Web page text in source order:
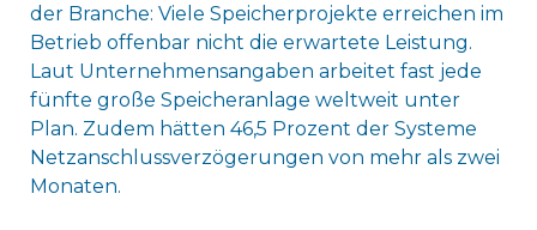
der Branche: Viele Speicherprojekte erreichen im
Betrieb offenbar nicht die erwartete Leistung.
Laut Unternehmensangaben arbeitet fast jede
fünfte große Speicheranlage weltweit unter
Plan. Zudem hätten 46,5 Prozent der Systeme
Netzanschlussverzögerungen von mehr als zwei
Monaten.